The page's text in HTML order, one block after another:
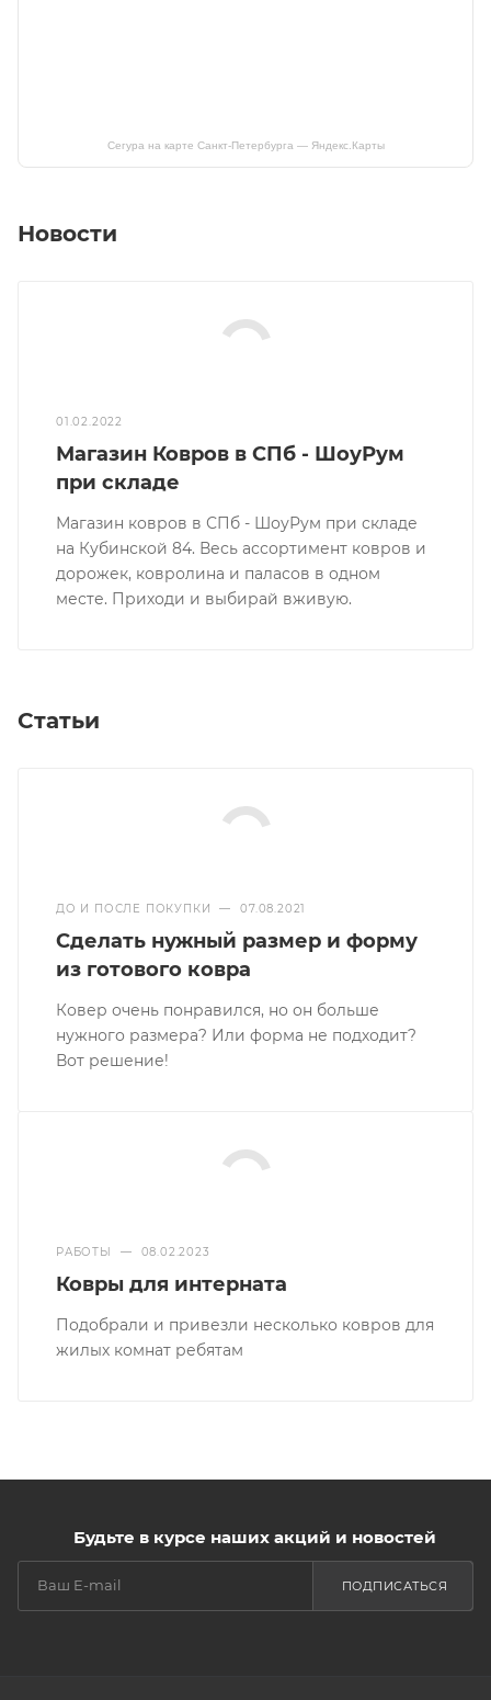
Сегура на карте Санкт‑Петербурга — Яндекс.Карты
Новости
01.02.2022
Магазин Ковров в СПб - ШоуРум
при складе
Магазин ковров в СПб - ШоуРум при складе
на Кубинской 84. Весь ассортимент ковров и
дорожек, ковролина и паласов в одном
месте. Приходи и выбирай вживую.
Статьи
ДО И ПОСЛЕ ПОКУПКИ — 07.08.2021
Сделать нужный размер и форму
из готового ковра
Ковер очень понравился, но он больше
нужного размера? Или форма не подходит?
Вот решение!
РАБОТЫ — 08.02.2023
Ковры для интерната
Подобрали и привезли несколько ковров для
жилых комнат ребятам
Будьте в курсе наших акций и новостей
ПОДПИСАТЬСЯ